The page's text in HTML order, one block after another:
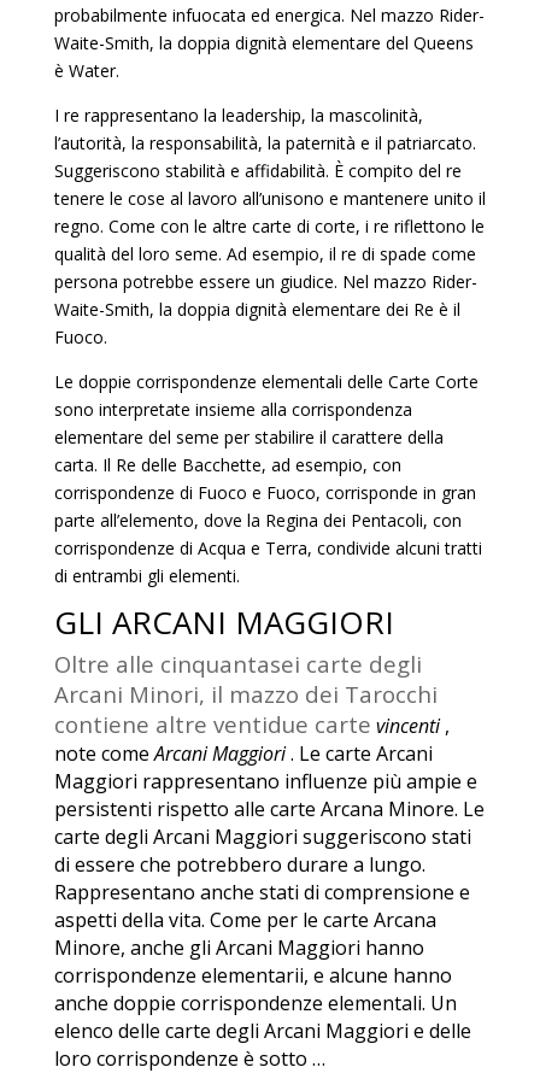
probabilmente infuocata ed energica. Nel mazzo Rider-
Waite-Smith, la doppia dignità elementare del Queens
è Water.
I re rappresentano la leadership, la mascolinità,
l’autorità, la responsabilità, la paternità e il patriarcato.
Suggeriscono stabilità e affidabilità. È compito del re
tenere le cose al lavoro all’unisono e mantenere unito il
regno. Come con le altre carte di corte, i re riflettono le
qualità del loro seme. Ad esempio, il re di spade come
persona potrebbe essere un giudice. Nel mazzo Rider-
Waite-Smith, la doppia dignità elementare dei Re è il
Fuoco.
Le doppie corrispondenze elementali delle Carte Corte
sono interpretate insieme alla corrispondenza
elementare del seme per stabilire il carattere della
carta. Il Re delle Bacchette, ad esempio, con
corrispondenze di Fuoco e Fuoco, corrisponde in gran
parte all’elemento, dove la Regina dei Pentacoli, con
corrispondenze di Acqua e Terra, condivide alcuni tratti
di entrambi gli elementi.
GLI ARCANI MAGGIORI
Oltre alle cinquantasei carte degli
Arcani Minori, il mazzo dei Tarocchi
contiene altre ventidue carte vincenti,
note comeArcani Maggiori. Le carte Arcani
Maggiori rappresentano influenze più ampie e
persistenti rispetto alle carte Arcana Minore. Le
carte degli Arcani Maggiori suggeriscono stati
di essere che potrebbero durare a lungo.
Rappresentano anche stati di comprensione e
aspetti della vita. Come per le carte Arcana
Minore, anche gli Arcani Maggiori hanno
corrispondenze elementarii, e alcune hanno
anche doppie corrispondenze elementali. Un
elenco delle carte degli Arcani Maggiori e delle
loro corrispondenze è sotto …